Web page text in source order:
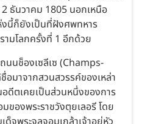
ธันวาคม 1805 นอกเหนือ
นี้ก็ยังเป็นที่ฝังศพทหาร
ามโลกครั้งที่ 1 อีกด้วย
นนช็องเซลีเซ (Champs-
อมาจากสวนสวรรค์ของเหล่า
ดีตเคยเป็นส่วนหนึ่งของการ
องพระราชวังตุยเลอรี โดย